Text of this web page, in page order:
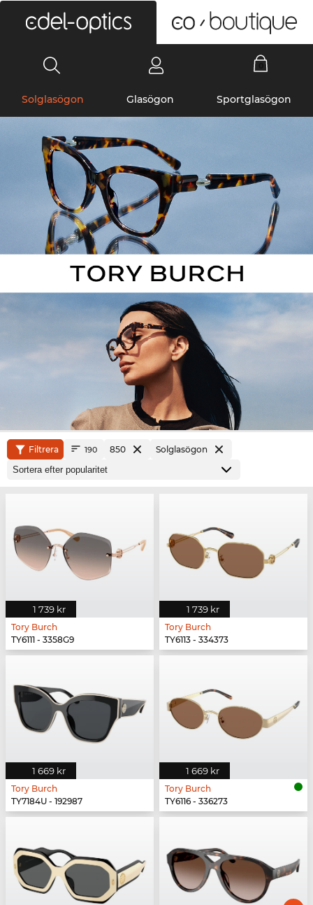
Solglasögon Glasögon Sportglasögon
Filtrera 190 850 Solglasögon
1 739 kr
Tory Burch
TY6111 - 3358G9
1 739 kr
Tory Burch
TY6113 - 334373
1 669 kr
Tory Burch
TY7184U - 192987
1 669 kr
Tory Burch
TY6116 - 336273